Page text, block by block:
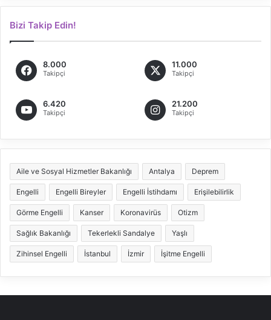
Bizi Takip Edin!
8.000
Takipçi
11.000
Takipçi
6.420
Takipçi
21.200
Takipçi
Aile ve Sosyal Hizmetler Bakanlığı Antalya Deprem
Engelli Engelli Bireyler Engelli İstihdamı Erişilebilirlik
Görme Engelli Kanser Koronavirüs Otizm
Sağlık Bakanlığı Tekerlekli Sandalye Yaşlı
Zihinsel Engelli İstanbul İzmir İşitme Engelli